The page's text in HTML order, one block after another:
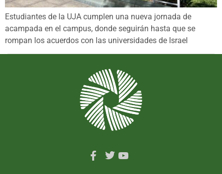
Estudiantes de la UJA cumplen una nueva jornada de
acampada en el campus, donde seguirán hasta que se
rompan los acuerdos con las universidades de Israel